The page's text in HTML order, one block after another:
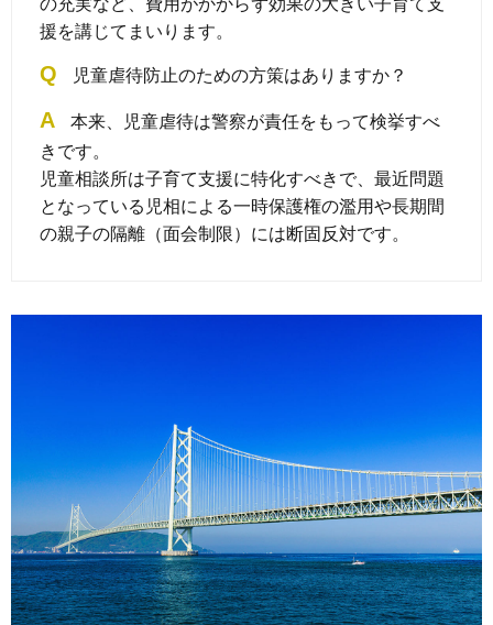
援を講じてまいります。
Q 児童虐待防止のための方策はありますか？
A
本来、児童虐待は警察が責任をもって検挙すべ
きです。
児童相談所は子育て支援に特化すべきで、最近問題
となっている児相による一時保護権の濫用や長期間
の親子の隔離（面会制限）には断固反対です。